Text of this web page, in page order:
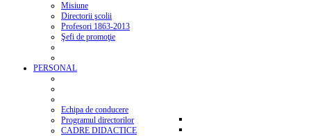
Misiune
Directorii şcolii
Profesori 1863-2013
Şefi de promoţie
PERSONAL
Echipa de conducere
Programul directorilor
CADRE DIDACTICE